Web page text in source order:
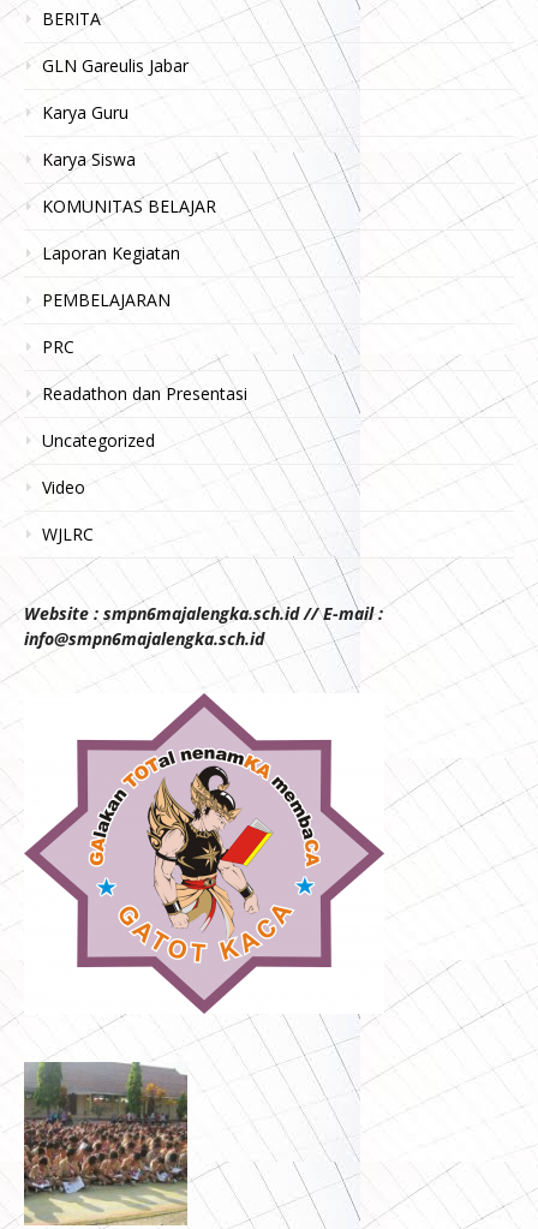
BERITA
GLN Gareulis Jabar
Karya Guru
Karya Siswa
KOMUNITAS BELAJAR
Laporan Kegiatan
PEMBELAJARAN
PRC
Readathon dan Presentasi
Uncategorized
Video
WJLRC
Website : smpn6majalengka.sch.id // E-mail :
info@smpn6majalengka.sch.id